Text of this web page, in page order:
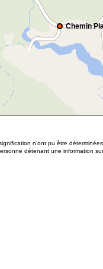
Chemin
n’ont pu être déterminées
détenant une information